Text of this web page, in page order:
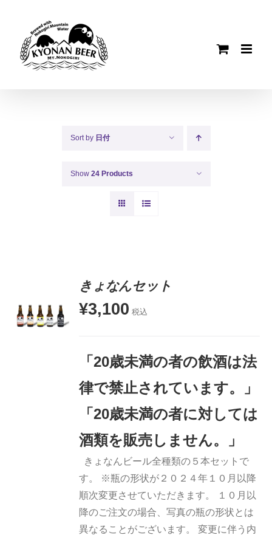
content
Sort by 日付
Show 24 Products
お買い物
きょなんセット
¥3,100 税込
「20歳未満の者の飲酒は法
律で禁止されています。」
「20歳未満の者に対しては
酒類を販売しません。」
きょなんビール全種類の５本セットで
す。 ※瓶の形状が２０２４年１０月以降
順次変更させていただきます。 １０月以
降のご注文の場合、写真の瓶の形状とは
異なることがございます。 変更に伴う内